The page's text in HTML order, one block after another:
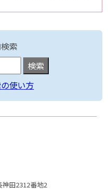
索
使い方
田2312番地2